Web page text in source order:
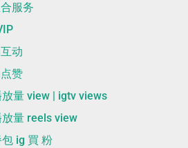
服务
动
赞
放量 view | igtv views
放量 reels view
包 ig 買 粉